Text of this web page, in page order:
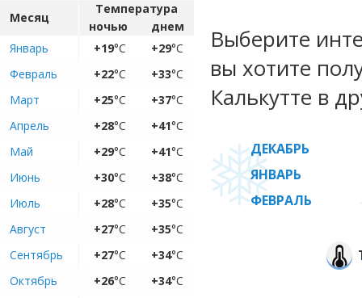
Месяц
Температура
ночью
днем
Январь
+19°C +29°C
Февраль
+22°C +33°C
Март
+25°C +37°C
Апрель
+28°C +41°C
Май
+29°C +41°C
Июнь
+30°C +38°C
Июль
+28°C +35°C
Август
+27°C +35°C
Сентябрь
+27°C +34°C
Октябрь
+26°C +34°C
Выберите
вы хотите
Калькутте в
ДЕКАБРЬ
ЯНВАРЬ
ФЕВРАЛЬ